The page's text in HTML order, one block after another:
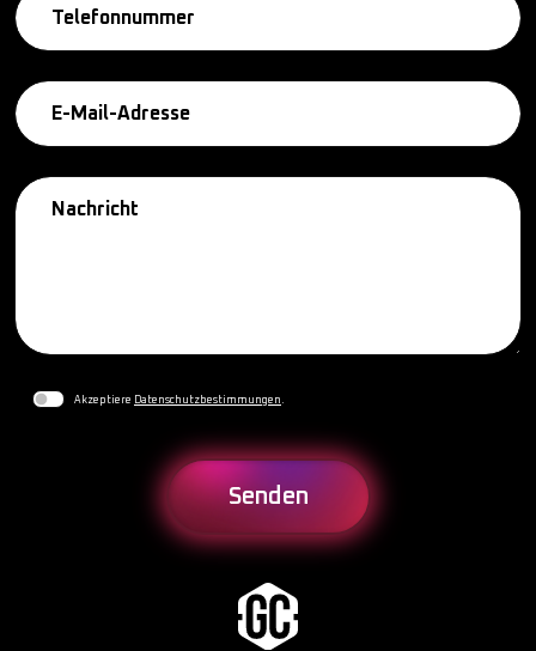
Akzeptiere Datenschutzbestimmungen .
Senden